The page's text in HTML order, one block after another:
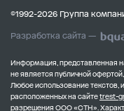
©1992-2026 Группа
Разработка сайта —
Информация, представленная
не является публичной
Любое использование текстов,
расположенных на сайтеtrest-
разрешения ООО «СТН».